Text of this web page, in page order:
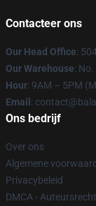
Contacteer ons
Our Head Office:
Our Warehouse:
Hour: 9AM – 5PM
Email :
Ons bedrijf
Over ons
Algemene
Privacybeleid
DMCA -